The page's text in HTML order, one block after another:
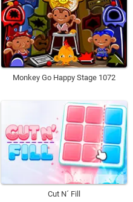
Monkey Go Happy Stage 1072
Cut N´ Fill